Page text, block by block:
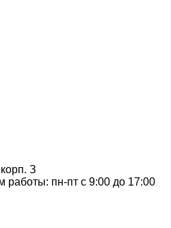
З
работы: пн-пт с 9:00 до 17:00